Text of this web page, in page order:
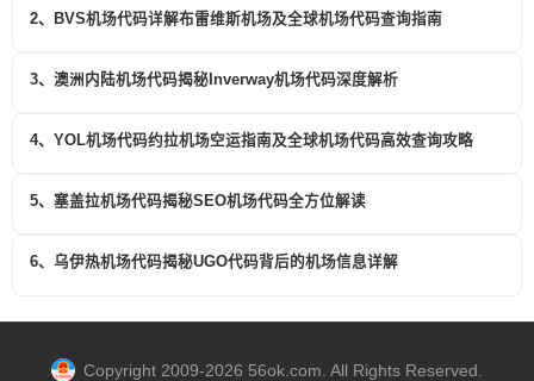
2、BVS机场代码详解布雷维斯机场及全球机场代码查询指南
3、澳洲内陆机场代码揭秘Inverway机场代码深度解析
4、YOL机场代码约拉机场空运指南及全球机场代码高效查询攻略
5、塞盖拉机场代码揭秘SEO机场代码全方位解读
6、乌伊热机场代码揭秘UGO代码背后的机场信息详解
Copyright 2009-2026 56ok.com. All Rights Reserved.